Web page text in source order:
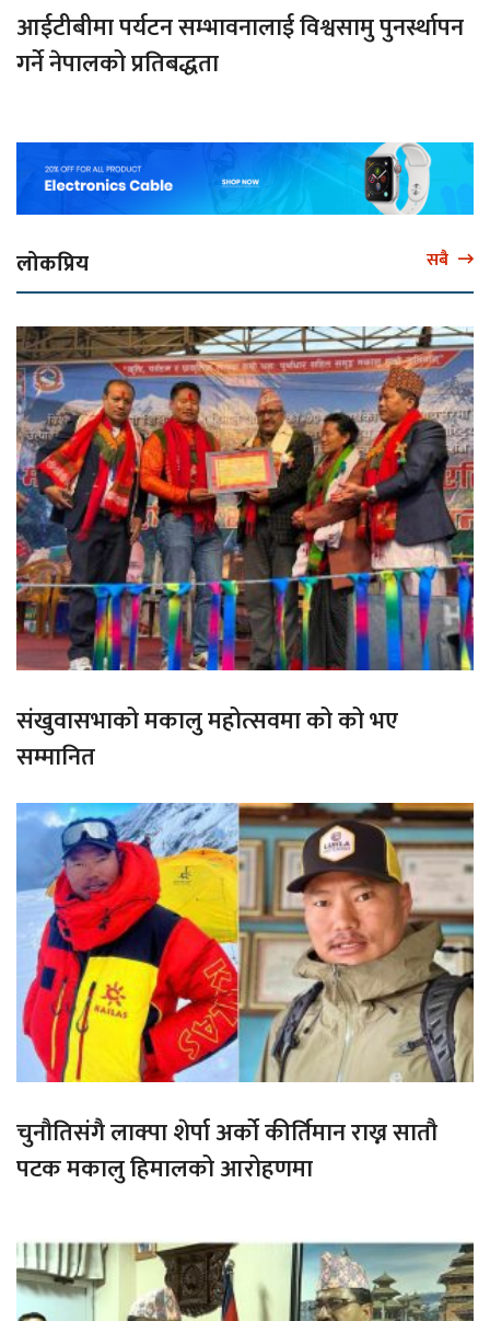
आईटीबीमा पर्यटन सम्भावनालाई विश्वसामु पुनर्स्थापन
गर्ने नेपालको प्रतिबद्धता
लोकप्रिय सबै
संखुवासभाको मकालु महोत्सवमा को को भए
सम्मानित
चुनौतिसंगै लाक्पा शेर्पा अर्को कीर्तिमान राख्न सातौ
पटक मकालु हिमालको आरोहणमा